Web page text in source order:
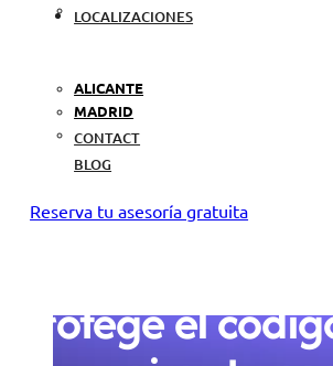
LOCALIZACIONES
ALICANTE
MADRID
CONTACT
BLOG
Reserva tu asesoría gratuita
Protege el